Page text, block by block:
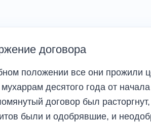
договора
положении все они прожили
десятого года от
договор был расторгнут,
были и одобрявшие, и